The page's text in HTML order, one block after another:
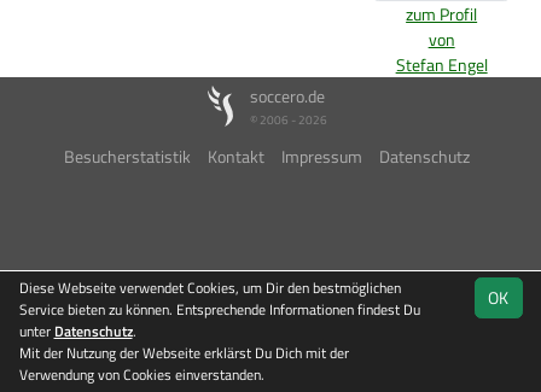
zum Profil
von
Stefan Engel
soccero.de
© 2006 - 2026
Besucherstatistik Kontakt Impressum Datenschutz
OK
Diese Webseite verwendet Cookies, um Dir den bestmöglichen
Service bieten zu können. Entsprechende Informationen findest Du
unter Datenschutz.
Mit der Nutzung der Webseite erklärst Du Dich mit der
Verwendung von Cookies einverstanden.